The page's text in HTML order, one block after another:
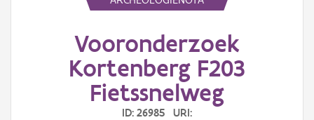
Vooronderzoek
Kortenberg F203
Fietssnelweg
ID: 26985 URI: